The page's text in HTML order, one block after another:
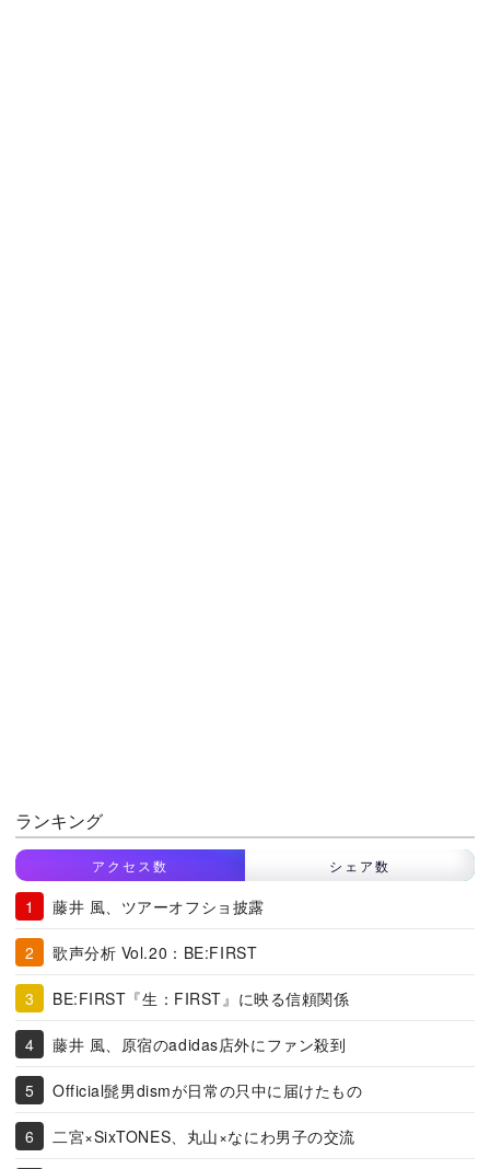
ランキング
アクセス数 シェア数
藤井 風、ツアーオフショ披露
歌声分析 Vol.20：BE:FIRST
BE:FIRST『生：FIRST』に映る信頼関係
藤井 風、原宿のadidas店外にファン殺到
Official髭男dismが日常の只中に届けたもの
二宮×SixTONES、丸山×なにわ男子の交流